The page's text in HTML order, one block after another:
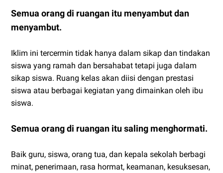
Semua orang di ruangan itu menyambut dan
menyambut.
Iklim ini tercermin tidak hanya dalam sikap dan tindakan
siswa yang ramah dan bersahabat tetapi juga dalam
sikap siswa. Ruang kelas akan diisi dengan prestasi
siswa atau berbagai kegiatan yang dimainkan oleh ibu
siswa.
Semua orang di ruangan itu saling menghormati.
Baik guru, siswa, orang tua, dan kepala sekolah berbagi
minat, penerimaan, rasa hormat, keamanan, kesuksesan,